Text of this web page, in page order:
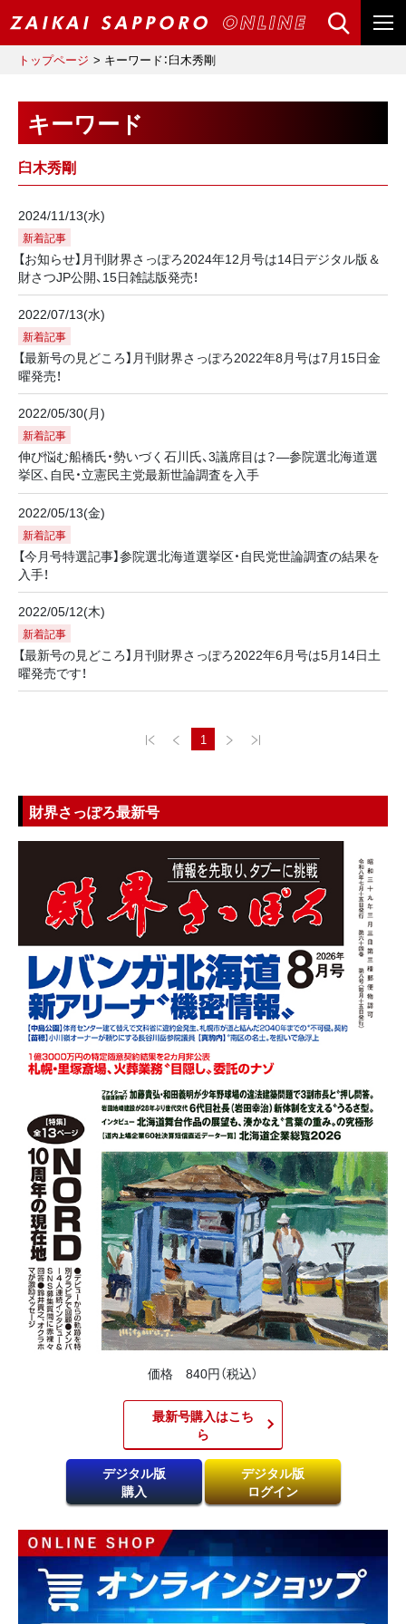
トップページ キーワード：臼木秀剛
キーワード
臼木秀剛
2024/11/13(水)
新着記事
【お知らせ】月刊財界さっぽろ2024年12月号は14日デジタル版＆
財さつJP公開、15日雑誌版発売！
2022/07/13(水)
新着記事
【最新号の見どころ】月刊財界さっぽろ2022年8月号は7月15日金
曜発売！
2022/05/30(月)
新着記事
伸び悩む船橋氏・勢いづく石川氏、3議席目は？―参院選北海道選
挙区、自民・立憲民主党最新世論調査を入手
2022/05/13(金)
新着記事
【今月号特選記事】参院選北海道選挙区・自民党世論調査の結果を
入手！
2022/05/12(木)
新着記事
【最新号の見どころ】月刊財界さっぽろ2022年6月号は5月14日土
曜発売です！
1
財界さっぽろ最新号
価格 840円（税込）
最新号購入はこち
ら​
デジタル版
購入
デジタル版
ログイン